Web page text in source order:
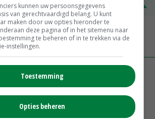
€ 345,00
MEER MARKTPRIJZEN
voor grondwater in
Achterhoek en rand Veluwe
stijgt door tot maximaal 30
kunnen uw persoonsgegevens
van gerechtvaardigd belang. U kunt
maken door uw opties hieronder te
deze pagina of in het sitemenu naar
te beheren of in te trekken via de
instellingen.
Toestemming
Opties beheren